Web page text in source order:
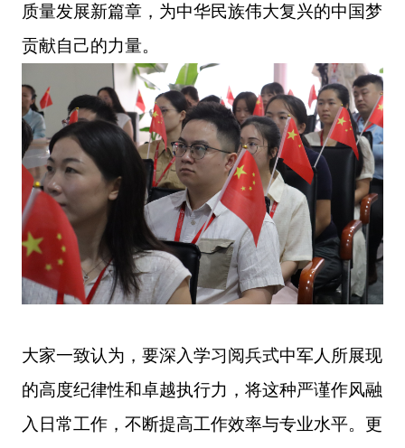
质量发展新篇章，为中华民族伟大复兴的中国梦
贡献自己的力量。
大家一致认为，要深入学习阅兵式中军人 所展现
的高度纪律性和卓越执行力， 将这种严谨作风融
入日常工作，不断提高工作效率与专业水平。更